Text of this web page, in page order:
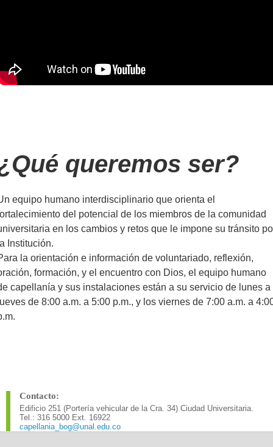
queremos ser?
equipo humano interdisciplinario que orienta el
del potencial de los miembros de la comunidad
en los cambios y retos que le impone su tránsito
Institución.
la orientación e información de voluntariado, reflexión,
formación, y el encuentro con Dios, el equipo humano
capellanía y sus instalaciones están a su servicio de lunes a
de 8:00 a.m. a 5:00 p.m., y los viernes de 7:00 a.m. a
Contacto:
Edificio 251 (Portería vehicular de la Cra. 34) Ciudad Universitaria.
Tel.: 316 5000 Ext. 16922
capellania_bog@unal.edu.co